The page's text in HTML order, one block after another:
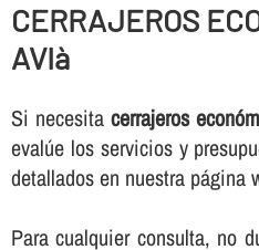
CERRAJEROS
AVIà
Si necesita cerrajeros
evalúe los servicios y
detallados en nuestra página
Para cualquier consulta, no